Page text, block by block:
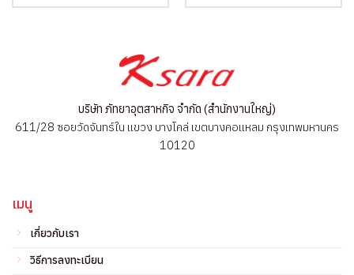
฿1,590.00.฿990.00. ฿1,600.00.฿750.00.
บริษัท ภัทยาอุตสาหกิจ จำกัด (สำนักงานใหญ่)
611/28 ซอยวัดจันทร์ใน แขวง บางโคล่ เขตบางคอแหลม กรุงเทพมหานคร
10120
เมนู
เกี่ยวกับเรา
วิธีการลงทะเบียน